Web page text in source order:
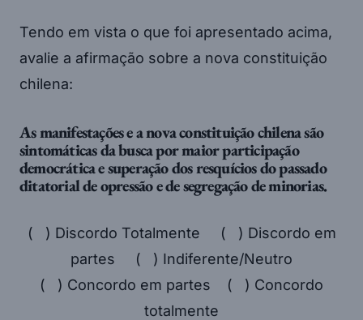
Tendo em vista o que foi apresentado acima,
avalie a afirmação sobre a nova constituição
chilena:
As manifestações e a nova constituição chilena são
sintomáticas da busca por maior participação
democrática e superação dos resquícios do passado
ditatorial de opressão e de segregação de minorias.
( ) Discordo Totalmente ( ) Discordo em
partes ( ) Indiferente/Neutro
( ) Concordo em partes ( ) Concordo
totalmente